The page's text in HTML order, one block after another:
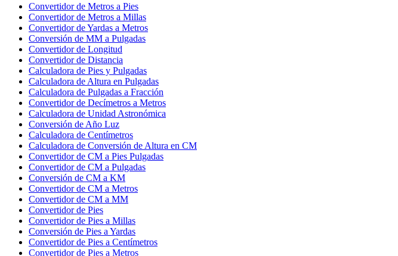
Convertidor de Metros a Pies
Convertidor de Metros a Millas
Convertidor de Yardas a Metros
Conversión de MM a Pulgadas
Convertidor de Longitud
Convertidor de Distancia
Calculadora de Pies y Pulgadas
Calculadora de Altura en Pulgadas
Calculadora de Pulgadas a Fracción
Convertidor de Decímetros a Metros
Calculadora de Unidad Astronómica
Conversión de Año Luz
Calculadora de Centímetros
Calculadora de Conversión de Altura en CM
Convertidor de CM a Pies Pulgadas
Convertidor de CM a Pulgadas
Conversión de CM a KM
Convertidor de CM a Metros
Convertidor de CM a MM
Convertidor de Pies
Convertidor de Pies a Millas
Conversión de Pies a Yardas
Convertidor de Pies a Centímetros
Convertidor de Pies a Metros